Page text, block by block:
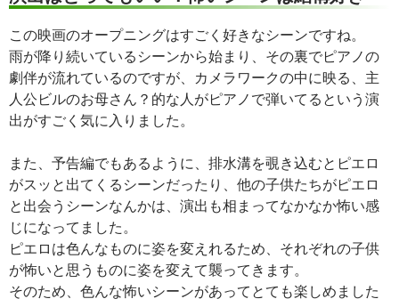
この映画のオープニングはすごく好きなシーンですね。
雨が降り続いているシーンから始まり、その裏でピアノの
劇伴が流れているのですが、カメラワークの中に映る、主
人公ビルのお母さん？的な人がピアノで弾いてるという演
出がすごく気に入りました。
また、予告編でもあるように、排水溝を覗き込むとピエロ
がスッと出てくるシーンだったり、他の子供たちがピエロ
と出会うシーンなんかは、演出も相まってなかなか怖い感
じになってました。
ピエロは色んなものに姿を変えれるため、それぞれの子供
が怖いと思うものに姿を変えて襲ってきます。
そのため、色んな怖いシーンがあってとても楽しめました